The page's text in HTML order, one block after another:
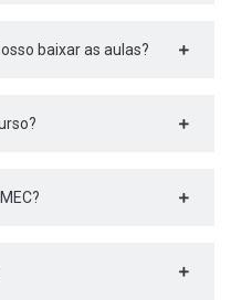
baixar as aulas?